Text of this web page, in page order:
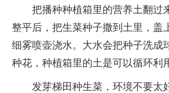
把播种种植箱里的营养土翻过
整平后，把生菜种子撒到土里，盖
细雾喷壶浇水。大水会把种子洗成
种花，种植箱里的土是可以循环利
发芽梯田种生菜，环境不要太